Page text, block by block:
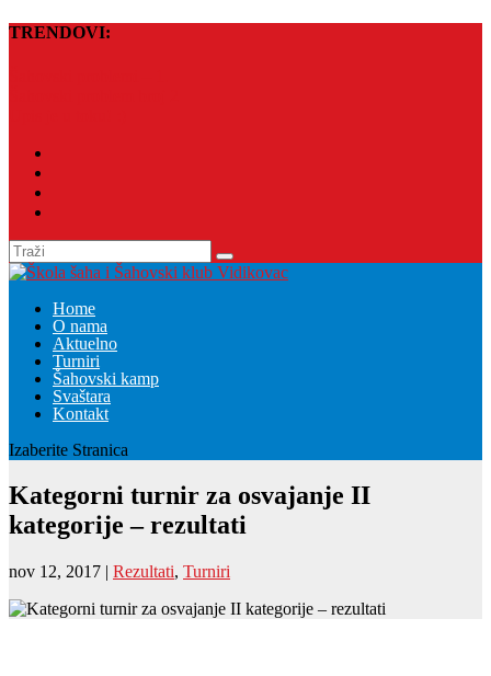
TRENDOVI:
Home
O nama
Aktuelno
Turniri
Šahovski kamp
Svaštara
Kontakt
Izaberite Stranica
Kategorni turnir za osvajanje II
kategorije – rezultati
nov 12, 2017 | Rezultati, Turniri